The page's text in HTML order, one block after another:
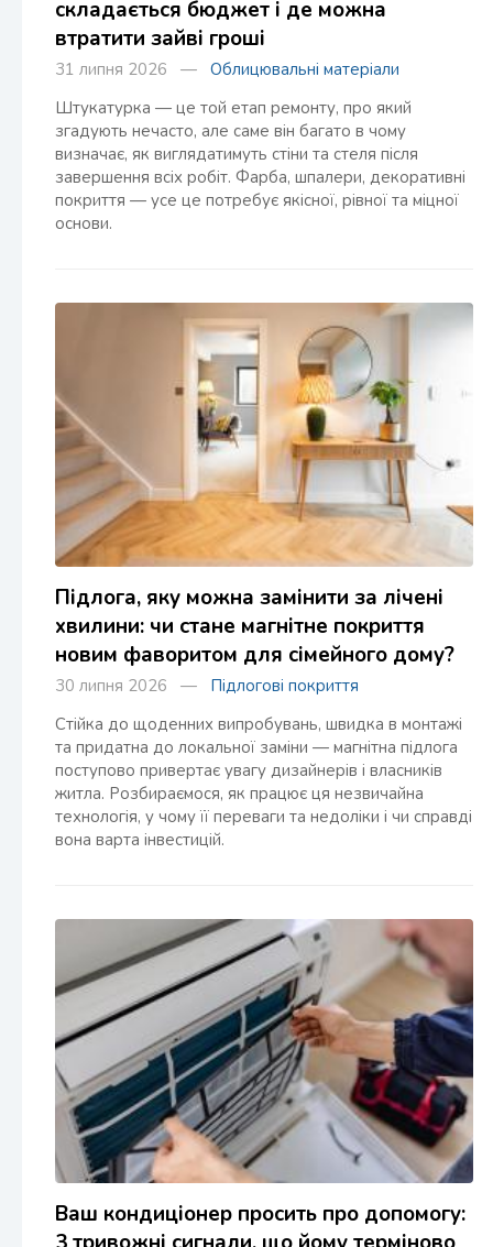
складається бюджет і де можна
втратити зайві гроші
31 липня 2026 — Облицювальні матеріали
Штукатурка — це той етап ремонту, про який
згадують нечасто, але саме він багато в чому
визначає, як виглядатимуть стіни та стеля після
завершення всіх робіт. Фарба, шпалери, декоративні
покриття — усе це потребує якісної, рівної та міцної
основи.
Підлога, яку можна замінити за лічені
хвилини: чи стане магнітне покриття
новим фаворитом для сімейного дому?
30 липня 2026 — Підлогові покриття
Стійка до щоденних випробувань, швидка в монтажі
та придатна до локальної заміни — магнітна підлога
поступово привертає увагу дизайнерів і власників
житла. Розбираємося, як працює ця незвичайна
технологія, у чому її переваги та недоліки і чи справді
вона варта інвестицій.
Ваш кондиціонер просить про допомогу: